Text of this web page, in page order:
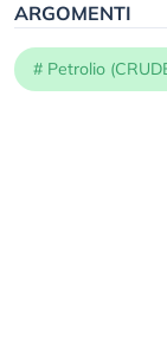
ARGOMENTI
# Petrolio